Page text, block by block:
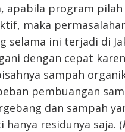
apabila program pilah
maka
selama ini terjadi di
dengan cepat
sampah
pembuangan
dan sampah
residunya saja. (